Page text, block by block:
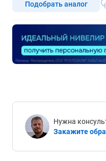
Подобрать аналог
Нужна
Закажите